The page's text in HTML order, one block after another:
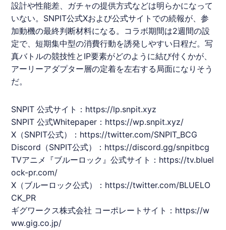
設計や性能差、ガチャの提供方式などは明らかになって
いない。 SNPIT公式Xおよび公式サイトでの続報が、参
加動機の最終判断材料になる。 コラボ期間は2週間の設
定で、短期集中型の消費行動を誘発しやすい日程だ。写
真バトルの競技性とIP要素がどのように結び付くかが、
アーリーアダプター層の定着を左右する局面になりそう
だ。
SNPIT 公式サイト： https://lp.snpit.xyz
SNPIT 公式Whitepaper： https://wp.snpit.xyz/
X（SNPIT公式）： https://twitter.com/SNPIT_BCG
Discord（SNPIT公式）： https://discord.gg/snpitbcg
TVアニメ『ブルーロック 』公式サイト： https://tv.bluel
ock-pr.com/
X（ブルーロック公式）： https://twitter.com/BLUELO
CK_PR
ギグワークス株式会社 コーポレートサイト： https://w
ww.gig.co.jp/